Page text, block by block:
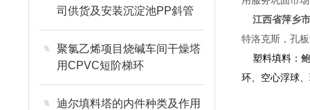
司供货及安装沉淀池PP斜管
填料
聚氯乙烯项目烧碱车间干燥塔
用CPVC短阶梯环
迪尔填料塔的内件种类及作用
江西省萍乡
特洛克斯，孔
塑料填料：鲍
环、空心浮球